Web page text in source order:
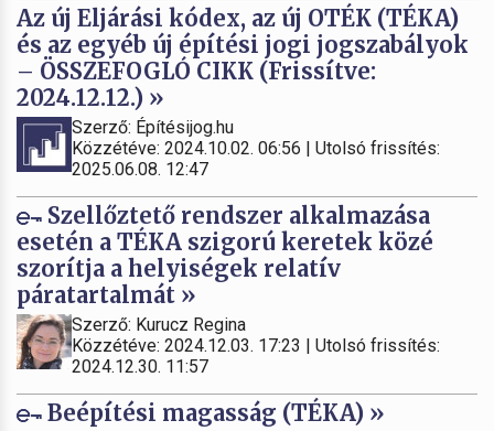
Az új Eljárási kódex, az új OTÉK (TÉKA)
és az egyéb új építési jogi jogszabályok
– ÖSSZEFOGLÓ CIKK (Frissítve:
2024.12.12.) »
Szerző: Építésijog.hu
Közzétéve: 2024.10.02. 06:56 | Utolsó frissítés:
2025.06.08. 12:47
Szellőztető rendszer alkalmazása
esetén a TÉKA szigorú keretek közé
szorítja a helyiségek relatív
páratartalmát »
Szerző: Kurucz Regina
Közzétéve: 2024.12.03. 17:23 | Utolsó frissítés:
2024.12.30. 11:57
Beépítési magasság (TÉKA) »